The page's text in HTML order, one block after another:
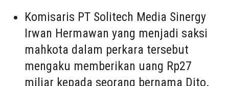
Komisaris PT Solitech Media Sinergy
Irwan Hermawan yang menjadi saksi
mahkota dalam perkara tersebut
mengaku memberikan uang Rp27
miliar kepada seorang bernama Dito.